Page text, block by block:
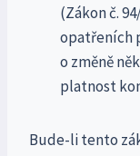
(Zákon č.
opatřeních
o změně
platnost
Bude-li tento